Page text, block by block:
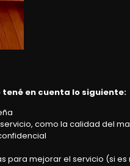
en cuenta lo siguiente:
como la calidad del
para mejorar el servicio (si